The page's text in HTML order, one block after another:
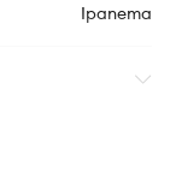
Ipanema